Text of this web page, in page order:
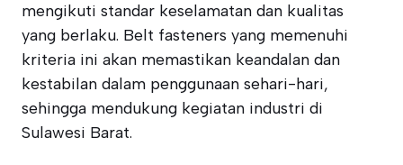
mengikuti standar keselamatan dan kualitas
yang berlaku. Belt fasteners yang memenuhi
kriteria ini akan memastikan keandalan dan
kestabilan dalam penggunaan sehari-hari,
sehingga mendukung kegiatan industri di
Sulawesi Barat.